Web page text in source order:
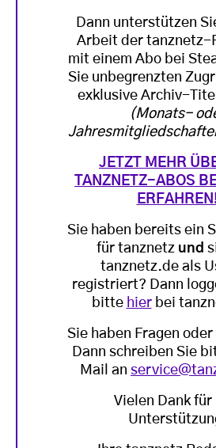
Dann unterstützen
Arbeit der tanznetz-
mit einem Abo bei
Sie unbegrenzten
exklusive Archiv-
(Monats-
JETZT MEHR
TANZNETZ-ABOS
Sie haben bereits ein
für tanznetz und
tanznetz.de als
registriert? Dann
bitte hierbei
Sie haben Fragen
Dann schreiben Sie
Mail an
Vielen Dank für